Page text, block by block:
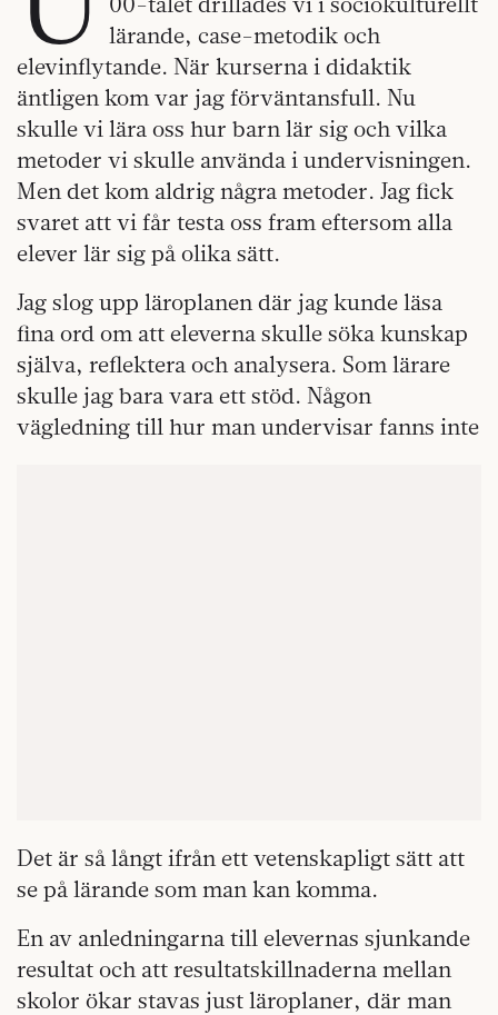
lärande, case-metodik och
elevinflytande. När kurserna i didaktik
äntligen kom var jag förväntansfull. Nu
skulle vi lära oss hur barn lär sig och vilka
metoder vi skulle använda i undervisningen.
Men det kom aldrig några metoder. Jag fick
svaret att vi får testa oss fram eftersom alla
elever lär sig på olika sätt.
Jag slog upp läroplanen där jag kunde läsa
fina ord om att eleverna skulle söka kunskap
själva, reflektera och analysera. Som lärare
skulle jag bara vara ett stöd. Någon
vägledning till hur man undervisar fanns inte
Det är så långt ifrån ett vetenskapligt sätt att
se på lärande som man kan komma.
En av anledningarna till elevernas sjunkande
resultat och att resultatskillnaderna mellan
skolor ökar stavas just läroplaner, där man